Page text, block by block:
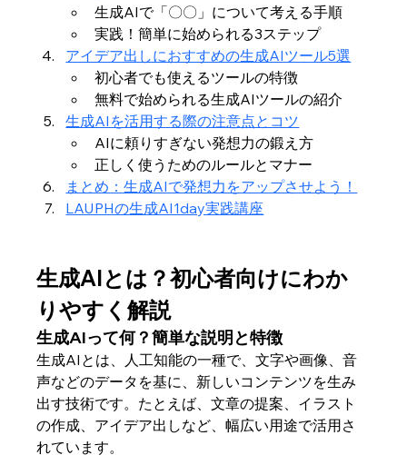
生成AIで「〇〇」について考える手順
実践！簡単に始められる3ステップ
アイデア出しにおすすめの生成AIツール5選
初心者でも使えるツールの特徴
無料で始められる生成AIツールの紹介
生成AIを活用する際の注意点とコツ
AIに頼りすぎない発想力の鍛え方
正しく使うためのルールとマナー
まとめ：生成AIで発想力をアップさせよう！
LAUPHの生成AI1day実践講座
生成AIとは？初心者向けにわか
りやすく解説
生成AIって何？簡単な説明と特徴
生成AIとは、人工知能の一種で、文字や画像、音
声などのデータを基に、新しいコンテンツを生み
出す技術です。たとえば、文章の提案、イラスト
の作成、アイデア出しなど、幅広い用途で活用さ
れています。